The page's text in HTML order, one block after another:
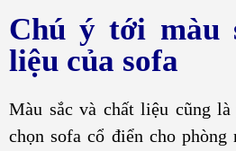
Chú ý tới màu
liệu của sofa
Màu sắc và chất liệu cũng
chọn sofa cổ điển cho